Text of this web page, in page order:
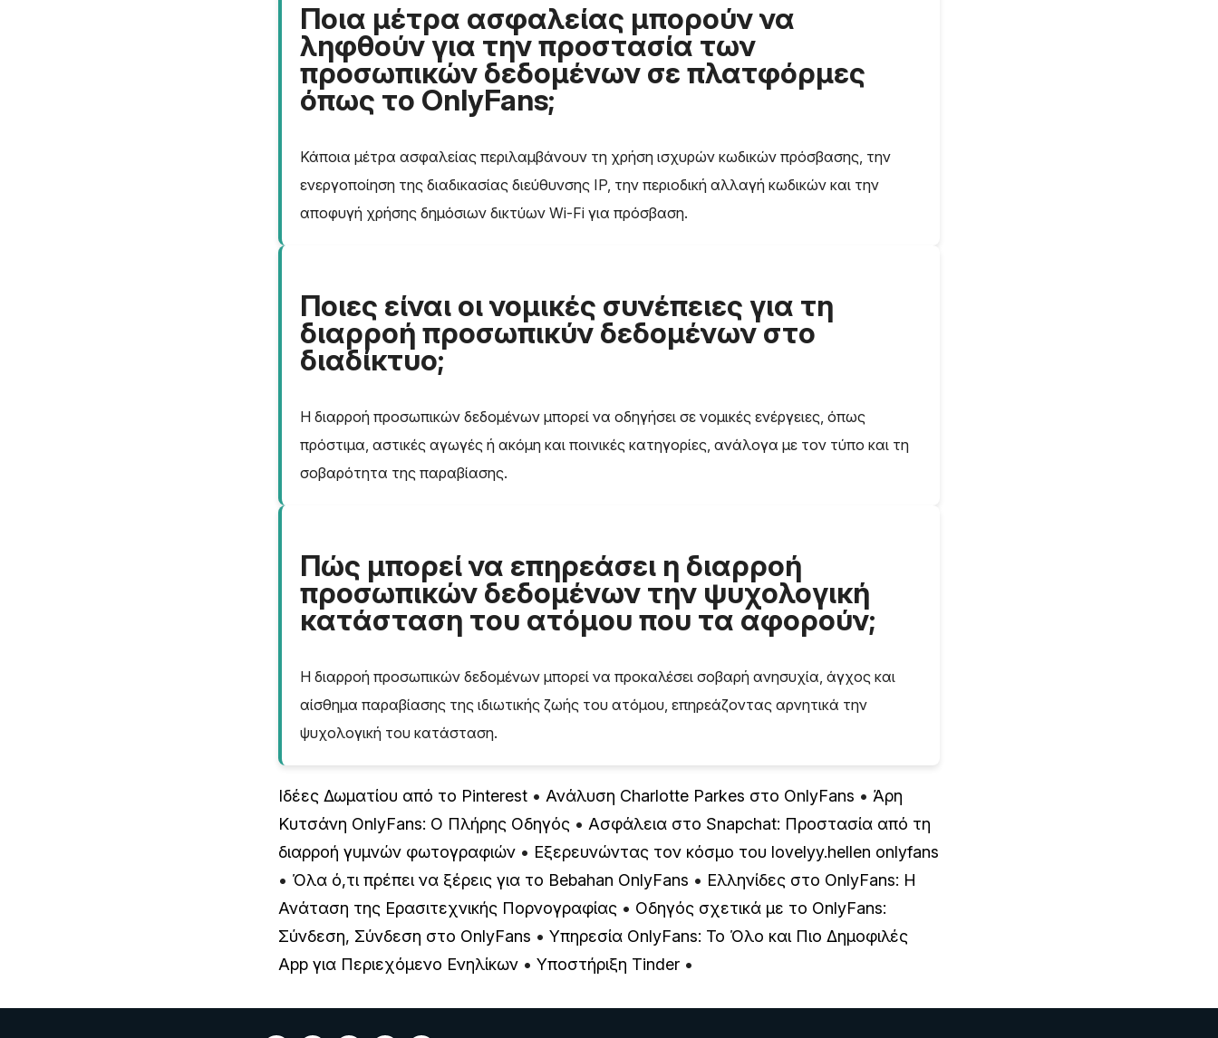
Ποια μέτρα ασφαλείας μπορούν να
ληφθούν για την προστασία των
προσωπικών δεδομένων σε πλατφόρμες
όπως το OnlyFans;
Κάποια μέτρα ασφαλείας περιλαμβάνουν τη χρήση ισχυρών κωδικών πρόσβασης, την
ενεργοποίηση της διαδικασίας διεύθυνσης IP, την περιοδική αλλαγή κωδικών και την
αποφυγή χρήσης δημόσιων δικτύων Wi-Fi για πρόσβαση.
Ποιες είναι οι νομικές συνέπειες για τη
διαρροή προσωπικύν δεδομένων στο
διαδίκτυο;
Η διαρροή προσωπικών δεδομένων μπορεί να οδηγήσει σε νομικές ενέργειες, όπως
πρόστιμα, αστικές αγωγές ή ακόμη και ποινικές κατηγορίες, ανάλογα με τον τύπο και τη
σοβαρότητα της παραβίασης.
Πώς μπορεί να επηρεάσει η διαρροή
προσωπικών δεδομένων την ψυχολογική
κατάσταση του ατόμου που τα αφορούν;
Η διαρροή προσωπικών δεδομένων μπορεί να προκαλέσει σοβαρή ανησυχία, άγχος και
αίσθημα παραβίασης της ιδιωτικής ζωής του ατόμου, επηρεάζοντας αρνητικά την
ψυχολογική του κατάσταση.
Ιδέες Δωματίου από το Pinterest • Ανάλυση Charlotte Parkes στο OnlyFans • Άρη
Κυτσάνη OnlyFans: Ο Πλήρης Οδηγός • Ασφάλεια στο Snapchat: Προστασία από τη
διαρροή γυμνών φωτογραφιών • Εξερευνώντας τον κόσμο του lovelyy.hellen onlyfans
• Όλα ό,τι πρέπει να ξέρεις για το Bebahan OnlyFans • Ελληνίδες στο OnlyFans: Η
Ανάταση της Ερασιτεχνικής Πορνογραφίας • Οδηγός σχετικά με το OnlyFans:
Σύνδεση, Σύνδεση στο OnlyFans • Υπηρεσία OnlyFans: Το Όλο και Πιο Δημοφιλές
App για Περιεχόμενο Ενηλίκων • Υποστήριξη Tinder •